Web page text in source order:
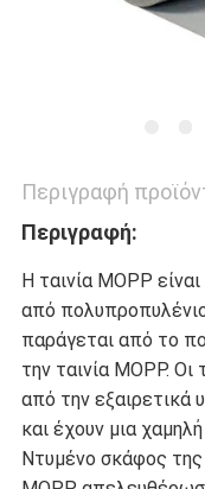
Περιγραφή
Περιγραφή:
Η ταινία MOPP
από
παράγεται από το
την ταινία MOPP.
από την εξαιρετικά
και έχουν μια
Ντυμένο σκάφος